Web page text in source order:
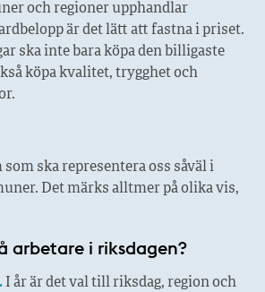
och regioner upphandlar
är det lätt att fastna i priset.
ska inte bara köpa den billigaste
köpa kvalitet, trygghet och
ska representera oss såväl i
Det märks alltmer på olika vis,
­arbetare i riksdagen?
I år är det val till riksdag, region och